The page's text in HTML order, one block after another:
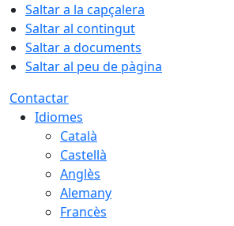
Saltar a la capçalera
Saltar al contingut
Saltar a documents
Saltar al peu de pàgina
Contactar
Idiomes
Català
Castellà
Anglès
Alemany
Francès